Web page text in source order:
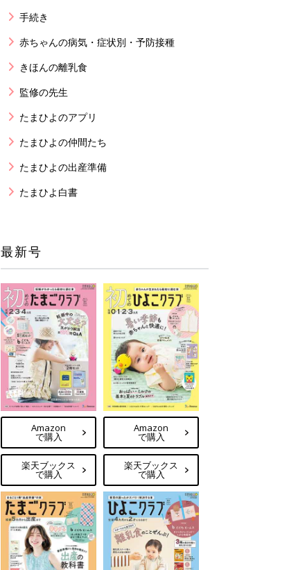
手続き
赤ちゃんの病気・症状別・予防接種
きほんの離乳食
監修の先生
たまひよのアプリ
たまひよの仲間たち
たまひよの出産準備
たまひよ白書
最新号
Amazon
で購入
楽天ブックス
で購入
Amazon
で購入
楽天ブックス
で購入